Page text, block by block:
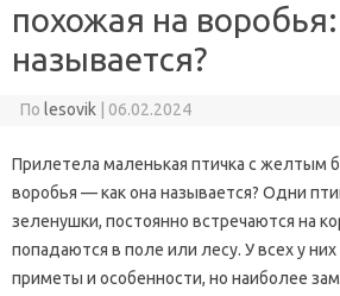
похожая на
называется?
По lesovik 06.02.2024
Прилетела маленькая птичка с желтым
воробья — как она называется? Одни
зеленушки, постоянно встречаются на
попадаются в поле или лесу. У всех у
приметы и особенности, но наиболее